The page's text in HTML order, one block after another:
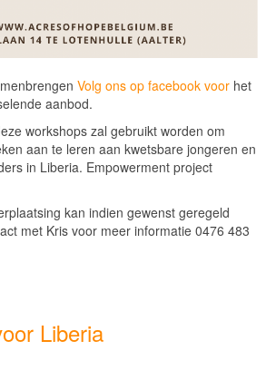
Volg ons op facebook voor het
aanbod.
workshops zal gebruikt worden om
aan te leren aan kwetsbare jongeren en
in Liberia. Empowerment project
kan indien gewenst geregeld
met Kris voor meer informatie 0476 483
Liberia